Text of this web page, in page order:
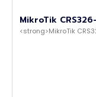
MikroTik
<strong>MikroTik